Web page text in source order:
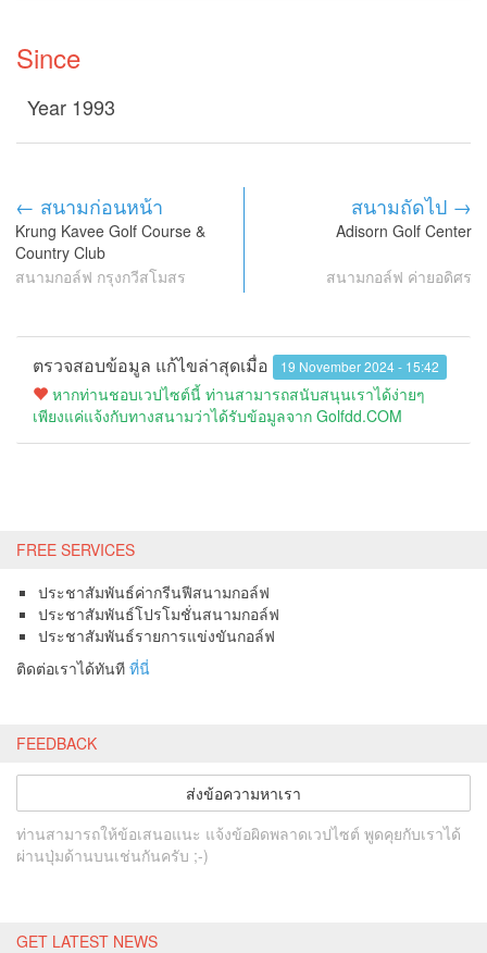
Since
Year 1993
← สนามก่อนหน้า
Krung Kavee Golf Course &
Country Club
สนามกอล์ฟ กรุงกวีสโมสร
สนามถัดไป →
Adisorn Golf Center
สนามกอล์ฟ ค่ายอดิศร
ตรวจสอบข้อมูล แก้ไขล่าสุดเมื่อ 19 November 2024 - 15:42
หากท่านชอบเวปไซต์นี้ ท่านสามารถสนับสนุนเราได้ง่ายๆ
เพียงแค่แจ้งกับทางสนามว่าได้รับข้อมูลจาก Golfdd.COM
FREE SERVICES
ประชาสัมพันธ์ค่ากรีนฟีสนามกอล์ฟ
ประชาสัมพันธ์โปรโมชั่นสนามกอล์ฟ
ประชาสัมพันธ์รายการแข่งขันกอล์ฟ
ติดต่อเราได้ทันที ที่นี่
FEEDBACK
ส่งข้อความหาเรา
ท่านสามารถให้ข้อเสนอแนะ แจ้งข้อผิดพลาดเวปไซต์ พูดคุยกับเราได้
ผ่านปุ่มด้านบนเช่นกันครับ ;-)
GET LATEST NEWS